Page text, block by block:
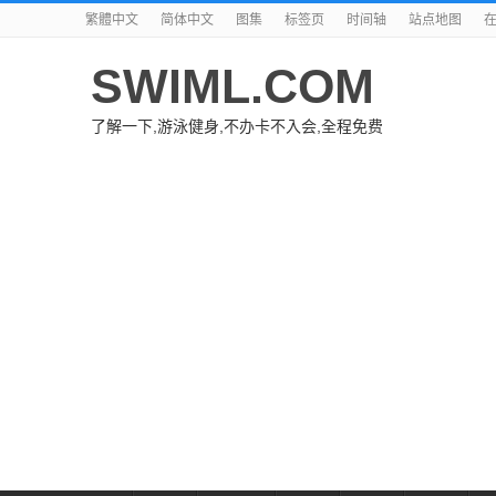
繁體中文 简体中文 图集 标签页 时间轴 站点地图
SWIML.COM
了解一下,游泳健身,不办卡不入会,全程免费